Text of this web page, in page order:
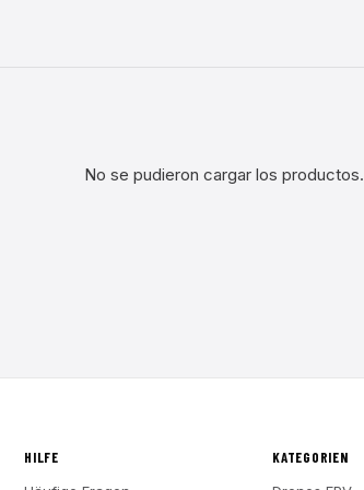
No se pudieron cargar los productos.
HILFE
KATEGORIEN